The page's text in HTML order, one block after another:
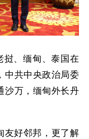
挝、缅甸、泰国在
中共中央政治局委
沙万，缅甸外长丹
友好邻邦，更了解